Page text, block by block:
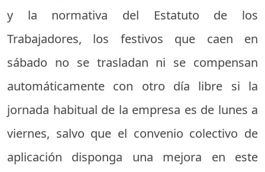
y la normativa del Estatuto de los
Trabajadores, los festivos que caen en
sábado no se trasladan ni se compensan
automáticamente con otro día libre si la
jornada habitual de la empresa es de lunes a
viernes, salvo que el convenio colectivo de
aplicación disponga una mejora en este